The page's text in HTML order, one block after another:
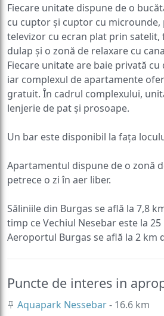
Fiecare unitate dispune de o
cu cuptor și cuptor cu microunde,
televizor cu ecran plat prin satelit,
dulap și o zonă de relaxare cu
Fiecare unitate are baie privată cu
iar complexul de apartamente
gratuit. În cadrul complexului,
lenjerie de pat și prosoape.
Un bar este disponibil la fața
Apartamentul dispune de o zonă
petrece o zi în aer liber.
Săliniile din Burgas se află la 7,8
timp ce Vechiul Nesebar este la
Aeroportul Burgas se află la 2 km
Puncte de interes in
Aquapark Nessebar- 16.6 km